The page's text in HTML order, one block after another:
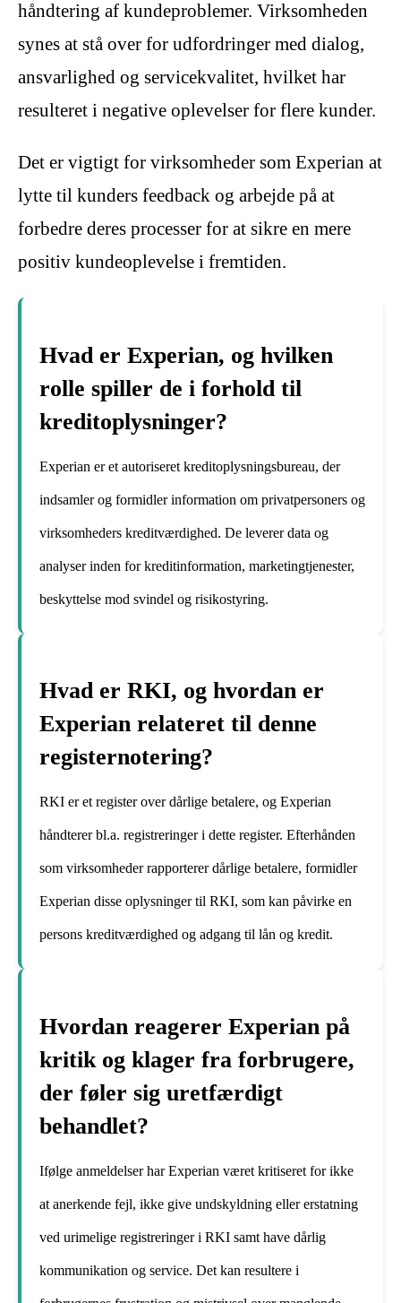
håndtering af kundeproblemer. Virksomheden
synes at stå over for udfordringer med dialog,
ansvarlighed og servicekvalitet, hvilket har
resulteret i negative oplevelser for flere kunder.
Det er vigtigt for virksomheder som Experian at
lytte til kunders feedback og arbejde på at
forbedre deres processer for at sikre en mere
positiv kundeoplevelse i fremtiden.
Hvad er Experian, og hvilken
rolle spiller de i forhold til
kreditoplysninger?
Experian er et autoriseret kreditoplysningsbureau, der
indsamler og formidler information om privatpersoners og
virksomheders kreditværdighed. De leverer data og
analyser inden for kreditinformation, marketingtjenester,
beskyttelse mod svindel og risikostyring.
Hvad er RKI, og hvordan er
Experian relateret til denne
registernotering?
RKI er et register over dårlige betalere, og Experian
håndterer bl.a. registreringer i dette register. Efterhånden
som virksomheder rapporterer dårlige betalere, formidler
Experian disse oplysninger til RKI, som kan påvirke en
persons kreditværdighed og adgang til lån og kredit.
Hvordan reagerer Experian på
kritik og klager fra forbrugere,
der føler sig uretfærdigt
behandlet?
Ifølge anmeldelser har Experian været kritiseret for ikke
at anerkende fejl, ikke give undskyldning eller erstatning
ved urimelige registreringer i RKI samt have dårlig
kommunikation og service. Det kan resultere i